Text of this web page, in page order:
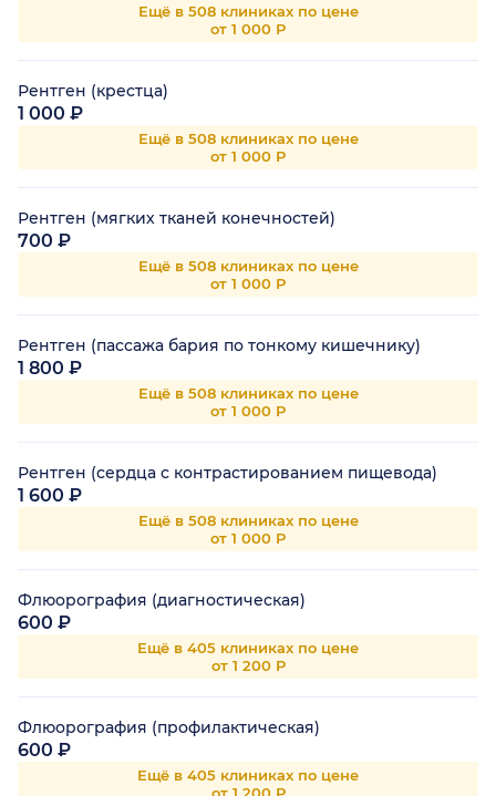
Ещё в 508 клиниках по цене
от 1 000 Р
Рентген (крестца)
1 000 ₽
Ещё в 508 клиниках по цене
от 1 000 Р
Рентген (мягких тканей конечностей)
700 ₽
Ещё в 508 клиниках по цене
от 1 000 Р
Рентген (пассажа бария по тонкому кишечнику)
1 800 ₽
Ещё в 508 клиниках по цене
от 1 000 Р
Рентген (сердца с контрастированием пищевода)
1 600 ₽
Ещё в 508 клиниках по цене
от 1 000 Р
Флюорография (диагностическая)
600 ₽
Ещё в 405 клиниках по цене
от 1 200 Р
Флюорография (профилактическая)
600 ₽
Ещё в 405 клиниках по цене
от 1 200 Р